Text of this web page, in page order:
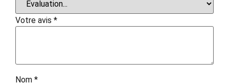
Votre avis *
Nom *